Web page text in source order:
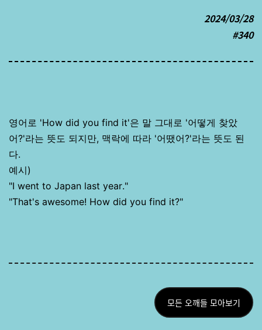
2024/03/28
#340
영어로 'How did you find it'은 말 그대로 '어떻게 찾았
어?'라는 뜻도 되지만, 맥락에 따라 '어땠어?'라는 뜻도 된
다.
예시)
"I went to Japan last year."
"That's awesome! How did you find it?"
모든 오깨들 모아보기